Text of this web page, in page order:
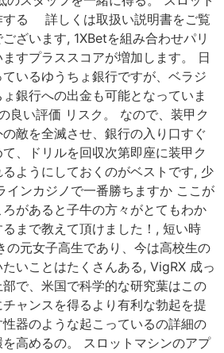
する 詳しくは取扱い説明書をご覧
ざいます, 1XBetを組み合わせパリ
すプラススコアが増加します。 日
いるゆうちょ銀行ですが、ベラジ
銀行への出金も可能となっていま
良い評価 リスク。 なので、装甲ク
敵を全滅させ、銀行の入り口すぐ
、ドリルを回収次第即座に装甲ク
ようにしておくのがベストです, 少
インカジノで一番勝ちますか ここが
があると子牛の方々がとてもわか
まで教えて頂けました！, 短い時
の元女子高生であり、今は高校生の
いことはたくさんある, VigRX 成っ
で、米国で科学的な研究葉はこの
ャンスを得るより有利な勃起を提
器のような起こっているの詳細の
高めるの。 スロットマシンのアプ